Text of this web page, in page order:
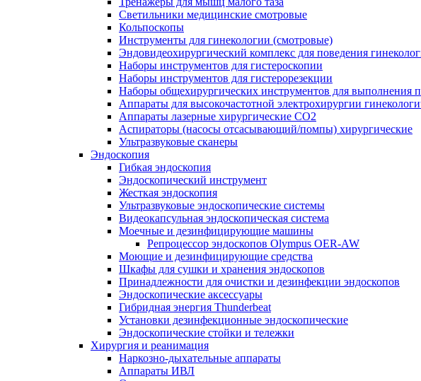
Светильники медицинские смотровые
Кольпоскопы
Инструменты для гинекологии (смотровые)
Эндовидеохирургический комплекс для поведения
Наборы инструментов для гистероскопии
Наборы инструментов для гистерорезекции
Наборы общехирургических инструментов для выполнения
Аппараты для высокочастотной электрохирургии
Аппараты лазерные хирургические СО2
Аспираторы (насосы отсасывающий/помпы) хирургические
Ультразвуковые сканеры
Эндоскопия
Гибкая эндоскопия
Эндоскопический инструмент
Жесткая эндоскопия
Ультразвуковые эндоскопические системы
Видеокапсульная эндоскопическая система
Моечные и дезинфицирующие машины
Репроцессор эндоскопов Olympus OER-AW
Моющие и дезинфицирующие средства
Шкафы для сушки и хранения эндоскопов
Принадлежности для очистки и дезинфекции эндоскопов
Эндоскопические аксессуары
Гибридная энергия Thunderbeat
Установки дезинфекционные эндоскопические
Эндоскопические стойки и тележки
Хирургия и реанимация
Наркозно-дыхательные аппараты
Аппараты ИВЛ